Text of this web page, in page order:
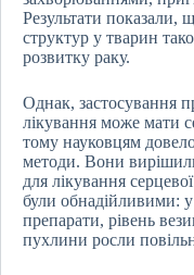
Результати показали,
структур у тварин
розвитку раку.
Однак, застосування
лікування може мати
тому науковцям
методи. Вони
для лікування
були обнадійливими:
препарати, рівень
пухлини росли